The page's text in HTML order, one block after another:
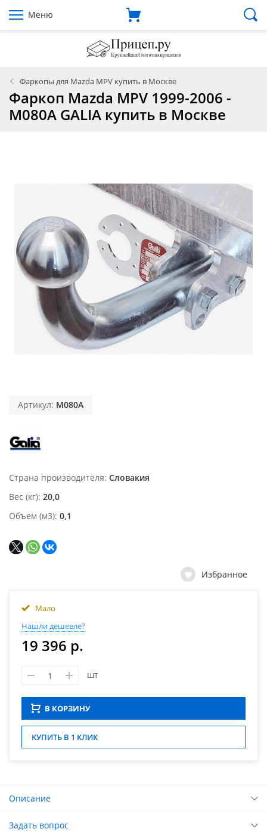
Меню
Фаркопы для Mazda MPV купить в Москве
Фаркоп Mazda MPV 1999-2006 -
M080A GALIA купить в Москве
Артикул: M080A
Страна производителя Словакия
Вес (кг) 20,0
Объем (м3) 0,1
Избранное
Мало
Нашли дешевле?
19 396 р.
шт
В КОРЗИНУ
КУПИТЬ В 1 КЛИК
Описание
Задать вопрос